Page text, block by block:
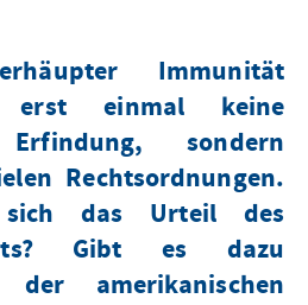
Immunität
erst einmal keine
Erfindung, sondern
Rechtsordnungen.
das Urteil des
Gibt es dazu
amerikanischen